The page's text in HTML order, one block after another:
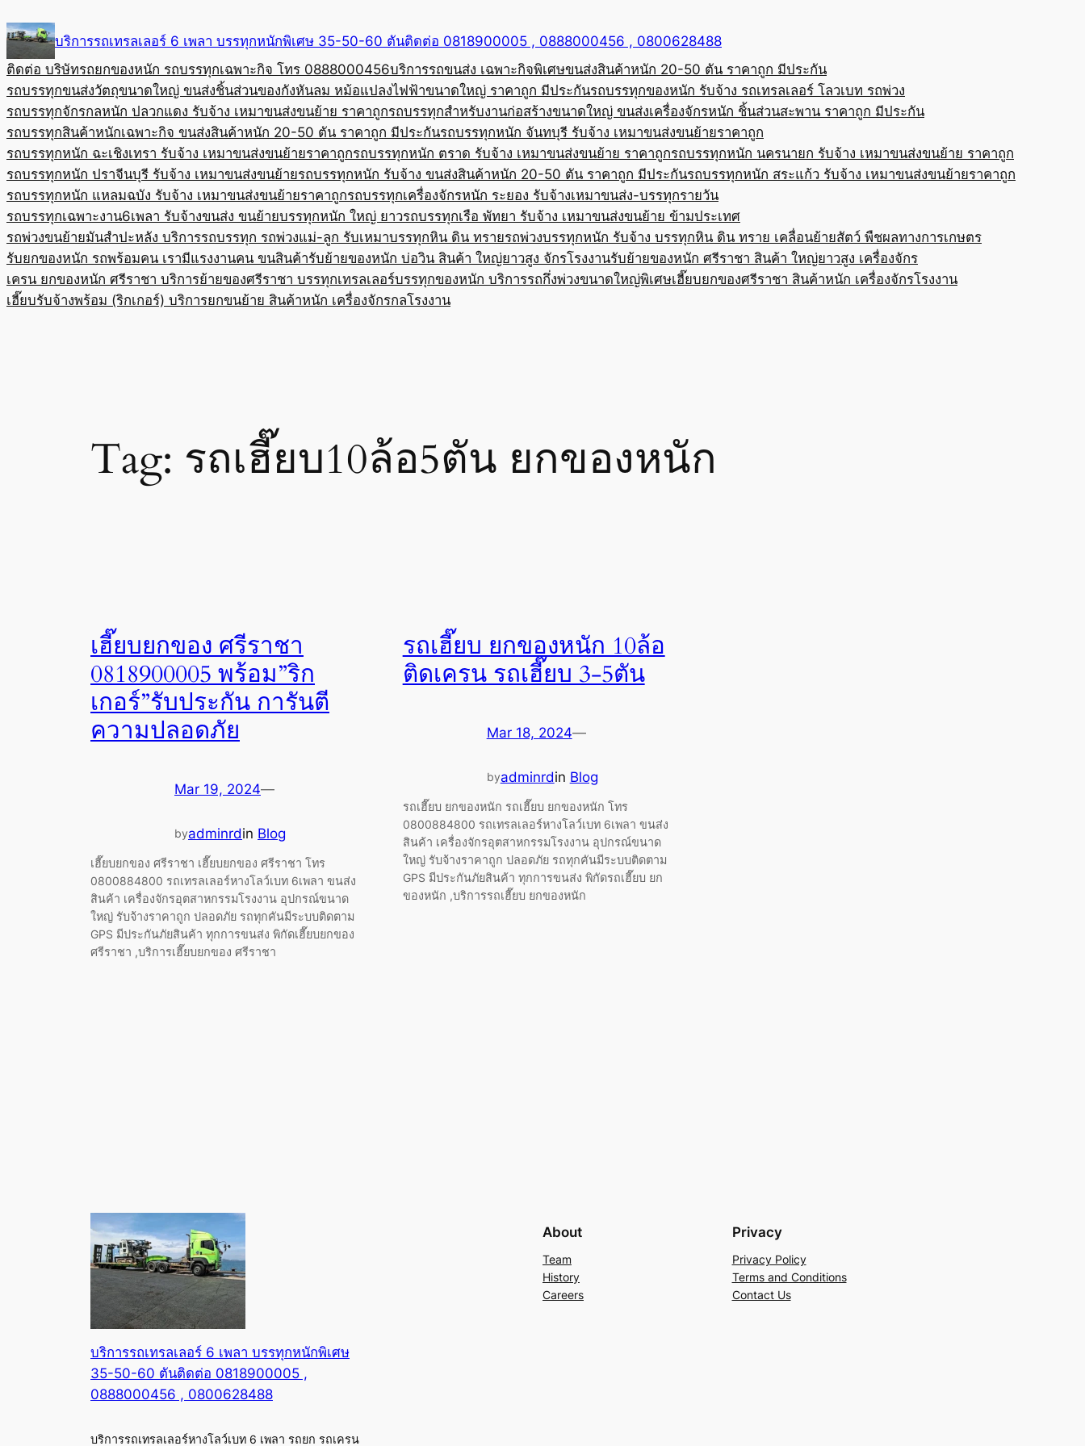
to
content
บริการรถเทรลเลอร์ 6 เพลา บรรทุกหนักพิเศษ 35-50-60 ตันติดต่อ 0818900005 , 0888000456 , 0800628488
ติดต่อ บริษัทรถยกของหนัก รถบรรทุกเฉพาะกิจ โทร 0888000456บริการรถขนส่ง เฉพาะกิจพิเศษขนส่งสินค้าหนัก 20-50 ตัน ราคาถูก มีประกัน
รถบรรทุกขนส่งวัตถุขนาดใหญ่ ขนส่งชิ้นส่วนของกังหันลม หม้อแปลงไฟฟ้าขนาดใหญ่ ราคาถูก มีประกันรถบรรทุกของหนัก รับจ้าง รถเทรลเลอร์ โลวเบท รถพ่วง
รถบรรทุกจักรกลหนัก ปลวกแดง รับจ้าง เหมาขนส่งขนย้าย ราคาถูกรถบรรทุกสำหรับงานก่อสร้างขนาดใหญ่ ขนส่งเครื่องจักรหนัก ชิ้นส่วนสะพาน ราคาถูก มีประกัน
รถบรรทุกสินค้าหนักเฉพาะกิจ ขนส่งสินค้าหนัก 20-50 ตัน ราคาถูก มีประกันรถบรรทุกหนัก จันทบุรี รับจ้าง เหมาขนส่งขนย้ายราคาถูก
รถบรรทุกหนัก ฉะเชิงเทรา รับจ้าง เหมาขนส่งขนย้ายราคาถูกรถบรรทุกหนัก ตราด รับจ้าง เหมาขนส่งขนย้าย ราคาถูกรถบรรทุกหนัก นครนายก รับจ้าง เหมาขนส่งขนย้าย ราคาถูก
รถบรรทุกหนัก ปราจีนบุรี รับจ้าง เหมาขนส่งขนย้ายรถบรรทุกหนัก รับจ้าง ขนส่งสินค้าหนัก 20-50 ตัน ราคาถูก มีประกันรถบรรทุกหนัก สระแก้ว รับจ้าง เหมาขนส่งขนย้ายราคาถูก
รถบรรทุกหนัก แหลมฉบัง รับจ้าง เหมาขนส่งขนย้ายราคาถูกรถบรรทุกเครื่องจักรหนัก ระยอง รับจ้างเหมาขนส่ง-บรรทุกรายวัน
รถบรรทุกเฉพาะงาน6เพลา รับจ้างขนส่ง ขนย้ายบรรทุกหนัก ใหญ่ ยาวรถบรรทุกเรือ พัทยา รับจ้าง เหมาขนส่งขนย้าย ข้ามประเทศ
รถพ่วงขนย้ายมันสำปะหลัง บริการรถบรรทุก รถพ่วงแม่-ลูก รับเหมาบรรทุกหิน ดิน ทรายรถพ่วงบรรทุกหนัก รับจ้าง บรรทุกหิน ดิน ทราย เคลื่อนย้ายสัตว์ พืชผลทางการเกษตร
รับยกของหนัก รถพร้อมคน เรามีแรงงานคน ขนสินค้ารับย้ายของหนัก บ่อวิน สินค้า ใหญ่ยาวสูง จักรโรงงานรับย้ายของหนัก ศรีราชา สินค้า ใหญ่ยาวสูง เครื่องจักร
เครน ยกของหนัก ศรีราชา บริการย้ายของศรีราชา บรรทุกเทรลเลอร์บรรทุกของหนัก บริการรถกึ่งพ่วงขนาดใหญ่พิเศษเฮี๊ยบยกของศรีราชา สินค้าหนัก เครื่องจักรโรงงาน
เฮี๊ยบรับจ้างพร้อม (ริกเกอร์) บริการยกขนย้าย สินค้าหนัก เครื่องจักรกลโรงงาน
Tag: รถเฮี๊ยบ10ล้อ5ตัน ยกของหนัก
เฮี๊ยบยกของ ศรีราชา
0818900005 พร้อม”ริก
เกอร์”รับประกัน การันตี
ความปลอดภัย
Mar 19, 2024—
byadminrdin Blog
เฮี๊ยบยกของ ศรีราชา เฮี๊ยบยกของ ศรีราชา โทร
0800884800 รถเทรลเลอร์หางโลว์เบท 6เพลา ขนส่ง
สินค้า เครื่องจักรอุตสาหกรรมโรงงาน อุปกรณ์ขนาด
ใหญ่ รับจ้างราคาถูก ปลอดภัย รถทุกคันมีระบบติดตาม
GPS มีประกันภัยสินค้า ทุกการขนส่ง พิกัดเฮี๊ยบยกของ
ศรีราชา ,บริการเฮี๊ยบยกของ ศรีราชา
รถเฮี๊ยบ ยกของหนัก 10ล้อ
ติดเครน รถเฮี๊ยบ 3-5ตัน
Mar 18, 2024—
byadminrdin Blog
รถเฮี๊ยบ ยกของหนัก รถเฮี๊ยบ ยกของหนัก โทร
0800884800 รถเทรลเลอร์หางโลว์เบท 6เพลา ขนส่ง
สินค้า เครื่องจักรอุตสาหกรรมโรงงาน อุปกรณ์ขนาด
ใหญ่ รับจ้างราคาถูก ปลอดภัย รถทุกคันมีระบบติดตาม
GPS มีประกันภัยสินค้า ทุกการขนส่ง พิกัดรถเฮี๊ยบ ยก
ของหนัก ,บริการรถเฮี๊ยบ ยกของหนัก
บริการรถเทรลเลอร์ 6 เพลา บรรทุกหนักพิเศษ
35-50-60 ตันติดต่อ 0818900005 ,
0888000456 , 0800628488
บริการรถเทรลเลอร์หางโลว์เบท 6 เพลา รถยก รถเครน
About
Team
History
Careers
Privacy
Privacy Policy
Terms and Conditions
Contact Us